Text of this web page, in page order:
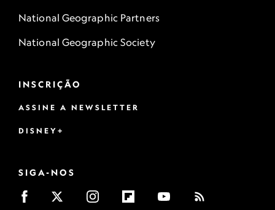
National Geographic Partners
National Geographic Society
INSCRIÇÃO
ASSINE A NEWSLETTER
DISNEY+
SIGA-NOS